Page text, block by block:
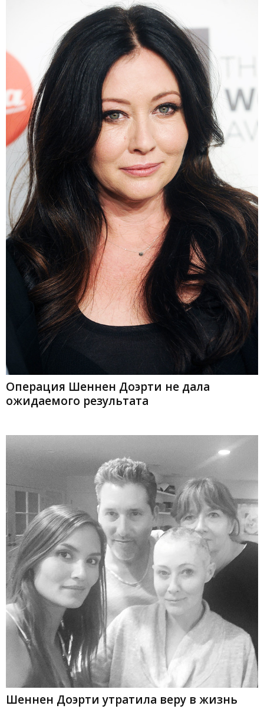
Операция Шеннен Доэрти не дала
ожидаемого результата
Шеннен Доэрти утратила веру в жизнь